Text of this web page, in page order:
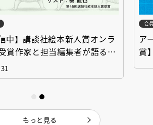
中】講談社絵本新人賞オンラ
作家と担当編集者が語る
」
会
ア
賞
もっと見る